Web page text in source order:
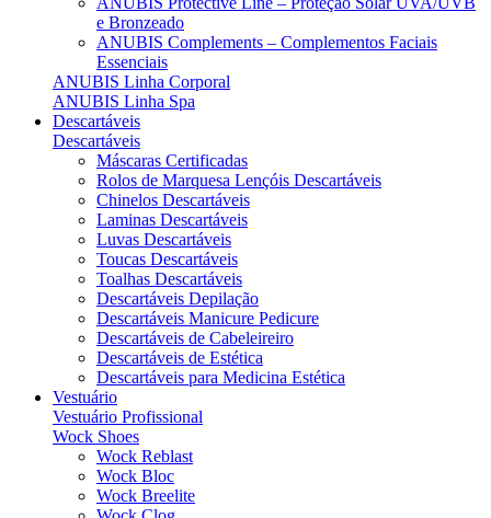
e Bronzeado
ANUBIS Complements – Complementos Faciais
Essenciais
ANUBIS Linha Corporal
ANUBIS Linha Spa
Descartáveis
Descartáveis
Máscaras Certificadas
Rolos de Marquesa Lençóis Descartáveis
Chinelos Descartáveis
Laminas Descartáveis
Luvas Descartáveis
Toucas Descartáveis
Toalhas Descartáveis
Descartáveis Depilação
Descartáveis Manicure Pedicure
Descartáveis de Cabeleireiro
Descartáveis de Estética
Descartáveis para Medicina Estética
Vestuário
Vestuário Profissional
Wock Shoes
Wock Reblast
Wock Bloc
Wock Breelite